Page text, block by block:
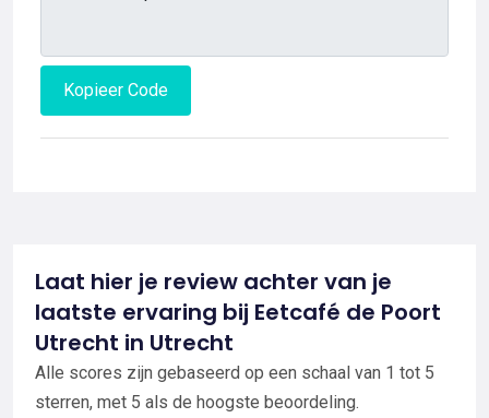
Kopieer Code
Laat hier je review achter van je
laatste ervaring bij Eetcafé de Poort
Utrecht in Utrecht
Alle scores zijn gebaseerd op een schaal van 1 tot 5
sterren, met 5 als de hoogste beoordeling.